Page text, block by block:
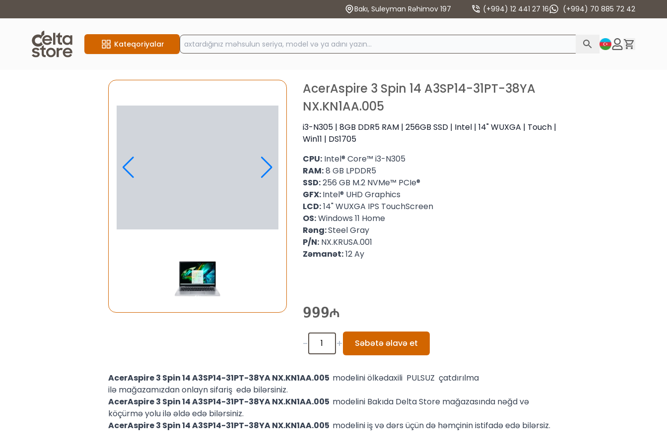
Bakı, Suleyman Rəhimov 197 (+994) 12 441 27 16 (+994) 70 885 72 42
Kateqoriyalar
AcerAspire 3 Spin 14 A3SP14-31PT-38YA
NX.KN1AA.005
i3-N305 | 8GB DDR5 RAM | 256GB SSD | Intel | 14" WUXGA | Touch |
Win11 | DS1705
CPU:Intel® Core™ i3-N305
RAM:8 GB LPDDR5
SSD:256 GB M.2 NVMe™ PCIe®
GFX:Intel® UHD Graphics
LCD:14" WUXGA IPS TouchScreen
OS:Windows 11 Home
Rəng:Steel Gray
P/N:NX.KRUSA.001
Zəmanət:12 Ay
999
- + Səbətə əlavə et
AcerAspire 3 Spin 14 A3SP14-31PT-38YA NX.KN1AA.005 modelini ölkədaxili PULSUZ çatdırılma
ilə mağazamızdan onlayn sifariş edə bilərsiniz.
AcerAspire 3 Spin 14 A3SP14-31PT-38YA NX.KN1AA.005 modelini Bakıda Delta Store mağazasında nəğd və
köçürmə yolu ilə əldə edə bilərsiniz.
AcerAspire 3 Spin 14 A3SP14-31PT-38YA NX.KN1AA.005 modelini iş və dərs üçün də həmçinin istifadə edə bilərsiz.